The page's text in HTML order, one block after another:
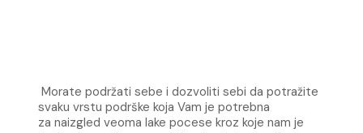
Morate podržati sebe i dozvoliti sebi da potražite
svaku vrstu podrške koja Vam je potrebna
za naizgled veoma lake pocese kroz koje nam je